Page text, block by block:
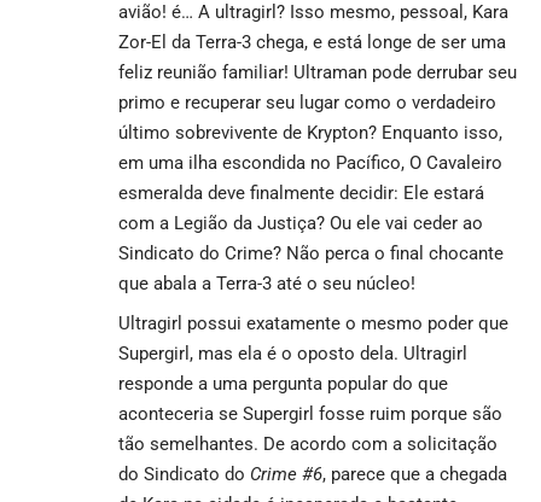
avião! é… A ultragirl? Isso mesmo, pessoal, Kara
Zor-El da Terra-3 chega, e está longe de ser uma
feliz reunião familiar! Ultraman pode derrubar seu
primo e recuperar seu lugar como o verdadeiro
último sobrevivente de Krypton? Enquanto isso,
em uma ilha escondida no Pacífico, O Cavaleiro
esmeralda deve finalmente decidir: Ele estará
com a Legião da Justiça? Ou ele vai ceder ao
Sindicato do Crime? Não perca o final chocante
que abala a Terra-3 até o seu núcleo!
Ultragirl possui exatamente o mesmo poder que
Supergirl, mas ela é o oposto dela. Ultragirl
responde a uma pergunta popular do que
aconteceria se Supergirl fosse ruim porque são
tão semelhantes. De acordo com a solicitação
do Sindicato do Crime #6, parece que a chegada